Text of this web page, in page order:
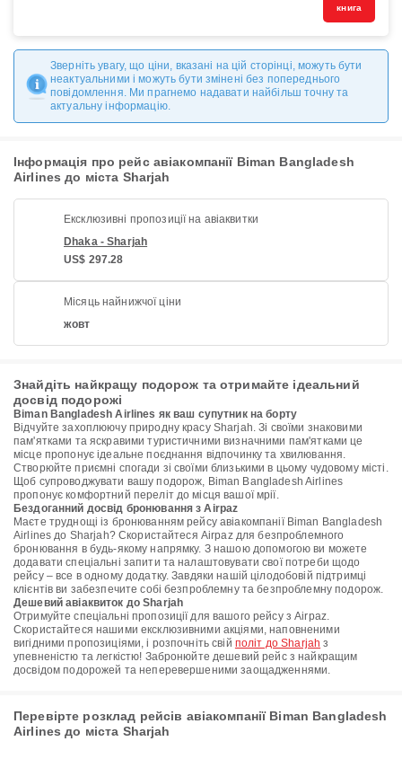
книга
Зверніть увагу, що ціни, вказані на цій сторінці, можуть бути
неактуальними і можуть бути змінені без попереднього
повідомлення. Ми прагнемо надавати найбільш точну та
актуальну інформацію.
Інформація про рейс авіакомпанії Biman Bangladesh
Airlines до міста Sharjah
Ексклюзивні пропозиції на авіаквитки
Dhaka - Sharjah
US$ 297.28
Місяць найнижчої ціни
жовт
Знайдіть найкращу подорож та отримайте ідеальний
досвід подорожі
Biman Bangladesh Airlines як ваш супутник на борту
Відчуйте захоплюючу природну красу Sharjah. Зі своїми знаковими
пам'ятками та яскравими туристичними визначними пам'ятками це
місце пропонує ідеальне поєднання відпочинку та хвилювання.
Створюйте приємні спогади зі своїми близькими в цьому чудовому місті.
Щоб супроводжувати вашу подорож, Biman Bangladesh Airlines
пропонує комфортний переліт до місця вашої мрії.
Бездоганний досвід бронювання з Airpaz
Маєте труднощі із бронюванням рейсу авіакомпанії Biman Bangladesh
Airlines до Sharjah? Скористайтеся Airpaz для безпроблемного
бронювання в будь-якому напрямку. З нашою допомогою ви можете
додавати спеціальні запити та налаштовувати свої потреби щодо
рейсу – все в одному додатку. Завдяки нашій цілодобовій підтримці
клієнтів ви забезпечите собі безпроблемну та безпроблемну подорож.
Дешевий авіаквиток до Sharjah
Отримуйте спеціальні пропозиції для вашого рейсу з Airpaz.
Скористайтеся нашими ексклюзивними акціями, наповненими
вигідними пропозиціями, і розпочніть свій політ до Sharjah з
упевненістю та легкістю! Забронюйте дешевий рейс з найкращим
досвідом подорожей та неперевершеними заощадженнями.
Перевірте розклад рейсів авіакомпанії Biman Bangladesh
Airlines до міста Sharjah